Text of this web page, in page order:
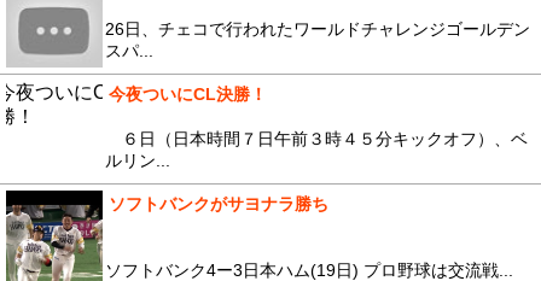
26日、チェコで行われたワールドチャレンジゴールデン
スパ...
今夜ついにCL決勝！
６日（日本時間７日午前３時４５分キックオフ）、ベ
ルリン...
ソフトバンクがサヨナラ勝ち
ソフトバンク4ー3日本ハム(19日) プロ野球は交流戦...